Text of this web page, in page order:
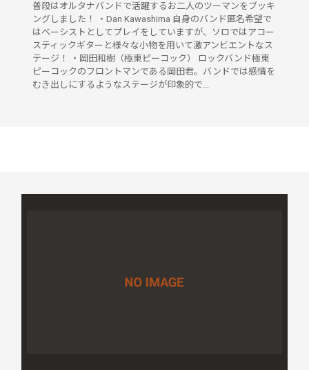
普段はオルタナバンドで活躍するお二人のツーマンをブッキ
ングしました！ ・Dan Kawashima 自身のバンド匿名希望で
はベーシストとしてプレイをしていますが、ソロではアコー
スティックギターと様々な小物を用いて激アンビエントなス
テージ！ ・岡田和樹（極東ピーコック） ロックバンド極東
ピーコックのフロントマンである岡田君。バンドでは感情を
むき出しにするようなステージが印象的で...